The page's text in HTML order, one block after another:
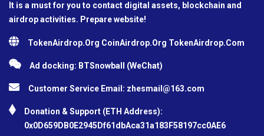
It is a must for you to contact digital assets, blockchain and
airdrop activities. Prepare website!
TokenAirdrop.Org CoinAirdrop.Org TokenAirdrop.Com
Ad docking: BTSnowball (WeChat)
Customer Service Email: zhesmail@163.com
Donation & Support (ETH Address):
0x0D659DB0E2945Df61dbAca31a183F58197cc0AE6